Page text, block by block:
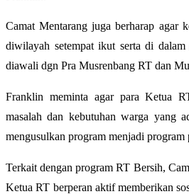
Camat Mentarang juga berharap agar
diwilayah setempat ikut serta di dalam
diawali dgn Pra Musrenbang RT dan
Franklin meminta agar para Ketua
masalah dan kebutuhan warga yang
mengusulkan program menjadi program
Terkait dengan program RT Bersih,
Ketua RT berperan aktif memberikan